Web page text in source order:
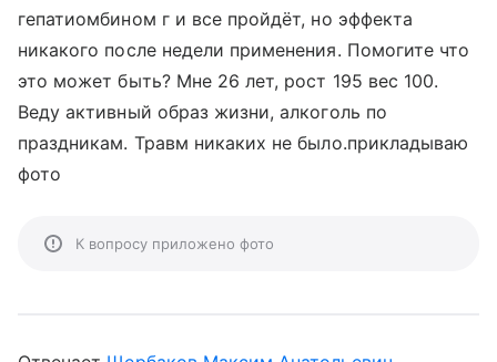
гепатиомбином г и все пройдёт, но эффекта
никакого после недели применения. Помогите что
это может быть? Мне 26 лет, рост 195 вес 100.
Веду активный образ жизни, алкоголь по
праздникам. Травм никаких не было.прикладываю
фото
К вопросу приложено фото